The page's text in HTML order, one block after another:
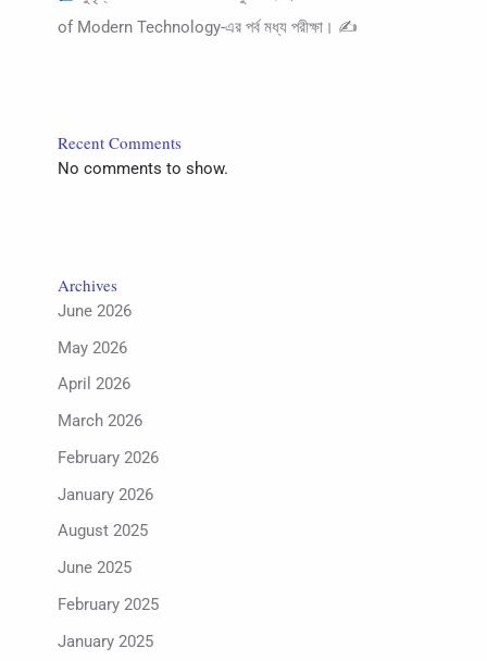
of Modern Technology-এর পর্ব মধ্য পরীক্ষা। ✍
Recent Comments
No comments to show.
Archives
June 2026
May 2026
April 2026
March 2026
February 2026
January 2026
August 2025
June 2025
February 2025
January 2025